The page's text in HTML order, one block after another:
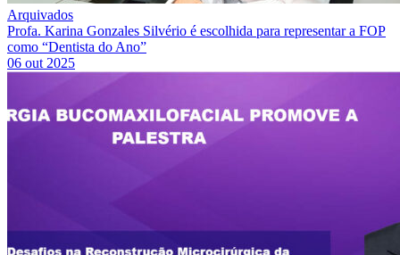
Arquivados
Profa. Karina Gonzales Silvério é escolhida para representar a FOP
como “Dentista do Ano”
06 out 2025